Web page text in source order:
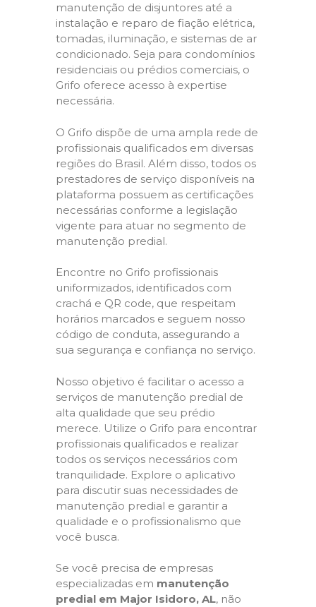
manutenção de disjuntores até a
instalação e reparo de fiação elétrica,
tomadas, iluminação, e sistemas de ar
condicionado. Seja para condomínios
residenciais ou prédios comerciais, o
Grifo oferece acesso à expertise
necessária.
O Grifo dispõe de uma ampla rede de
profissionais qualificados em diversas
regiões do Brasil. Além disso, todos os
prestadores de serviço disponíveis na
plataforma possuem as certificações
necessárias conforme a legislação
vigente para atuar no segmento de
manutenção predial.
Encontre no Grifo profissionais
uniformizados, identificados com
crachá e QR code, que respeitam
horários marcados e seguem nosso
código de conduta, assegurando a
sua segurança e confiança no serviço.
Nosso objetivo é facilitar o acesso a
serviços de manutenção predial de
alta qualidade que seu prédio
merece. Utilize o Grifo para encontrar
profissionais qualificados e realizar
todos os serviços necessários com
tranquilidade. Explore o aplicativo
para discutir suas necessidades de
manutenção predial e garantir a
qualidade e o profissionalismo que
você busca.
Se você precisa de empresas
especializadas em manutenção
predial em Major Isidoro, AL, não